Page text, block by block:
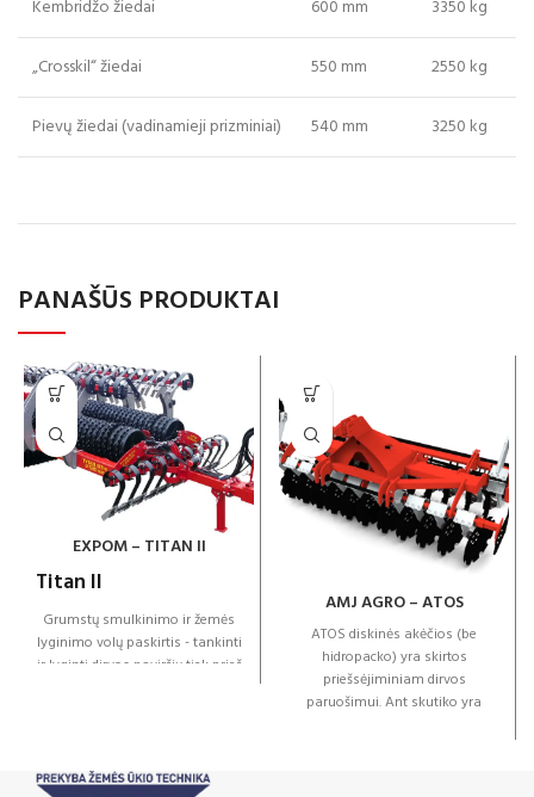
Kembridžo žiedai 600 mm 3350 kg
„Crosskil“ žiedai 550 mm 2550 kg
Pievų žiedai (vadinamieji prizminiai) 540 mm 3250 kg
PANAŠŪS PRODUKTAI
EXPOM – TITAN II
Titan II
Grumstų smulkinimo ir žemės
lyginimo volų paskirtis - tankinti
ir lyginti dirvos paviršių tiek prieš
temperatūrai, iš lengvų
AMJ AGRO – ATOS
ATOS diskinės akėčios (be
hidropacko) yra skirtos
priešsėjiminiam dirvos
paruošimui. Ant skutiko yra